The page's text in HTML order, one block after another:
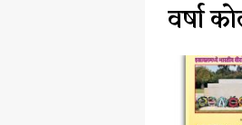
वर्षा